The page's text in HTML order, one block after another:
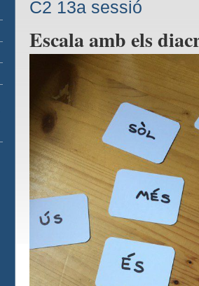
C2 13a sessió
Escala amb els